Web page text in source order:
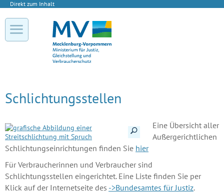
Direkt zum Inhalt
Schlichtungsstellen
Details anzeigenEine Übersicht aller
Außergerichtlichen
Schlichtungseinrichtungen finden Sie hier
Für Verbraucherinnen und Verbraucher sind
Schlichtungsstellen eingerichtet. Eine Liste finden Sie per
Klick auf der Internetseite des ->Bundesamtes für Justiz.